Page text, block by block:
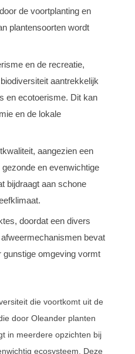
de voortplanting en
plantensoorten wordt
en de recreatie,
aantrekkelijk
en ecotoerisme. Dit kan
en de lokale
aangezien een
en evenwichtige
bijdraagt aan schone
doordat een divers
bevat
gunstige omgeving vormt
die voortkomt uit de
door Oleander planten
in meerdere opzichten bij
ecosysteem. Deze